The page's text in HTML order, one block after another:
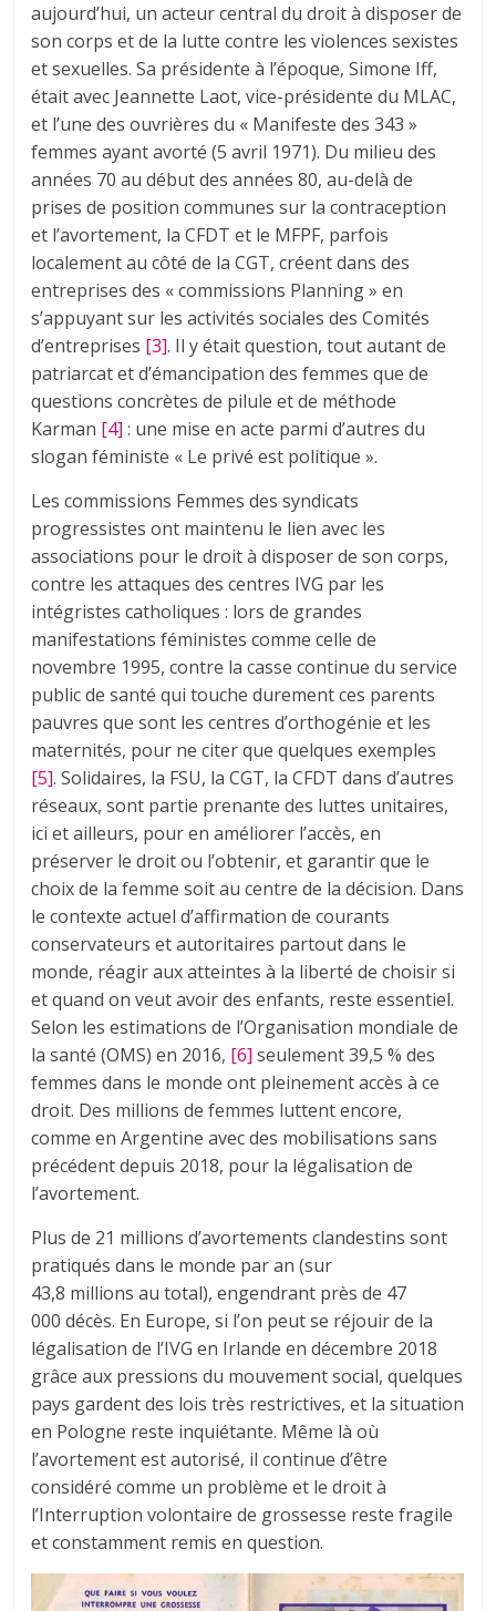
aujourd’hui, un acteur central du droit à disposer de
son corps et de la lutte contre les violences sexistes
et sexuelles. Sa présidente à l’époque, Simone Iff,
était avec Jeannette Laot, vice-présidente du MLAC,
et l’une des ouvrières du « Manifeste des 343 »
femmes ayant avorté (5 avril 1971). Du milieu des
années 70 au début des années 80, au-delà de
prises de position communes sur la contraception
et l’avortement, la CFDT et le MFPF, parfois
localement au côté de la CGT, créent dans des
entreprises des « commissions Planning » en
s’appuyant sur les activités sociales des Comités
d’entreprises [3]. Il y était question, tout autant de
patriarcat et d’émancipation des femmes que de
questions concrètes de pilule et de méthode
Karman [4] : une mise en acte parmi d’autres du
slogan féministe « Le privé est politique ».
Les commissions Femmes des syndicats
progressistes ont maintenu le lien avec les
associations pour le droit à disposer de son corps,
contre les attaques des centres IVG par les
intégristes catholiques : lors de grandes
manifestations féministes comme celle de
novembre 1995, contre la casse continue du service
public de santé qui touche durement ces parents
pauvres que sont les centres d’orthogénie et les
maternités, pour ne citer que quelques exemples
[5]. Solidaires, la FSU, la CGT, la CFDT dans d’autres
réseaux, sont partie prenante des luttes unitaires,
ici et ailleurs, pour en améliorer l’accès, en
préserver le droit ou l’obtenir, et garantir que le
choix de la femme soit au centre de la décision. Dans
le contexte actuel d’affirmation de courants
conservateurs et autoritaires partout dans le
monde, réagir aux atteintes à la liberté de choisir si
et quand on veut avoir des enfants, reste essentiel.
Selon les estimations de l’Organisation mondiale de
la santé (OMS) en 2016, [6] seulement 39,5 % des
femmes dans le monde ont pleinement accès à ce
droit. Des millions de femmes luttent encore,
comme en Argentine avec des mobilisations sans
précédent depuis 2018, pour la légalisation de
l’avortement.
Plus de 21 millions d’avortements clandestins sont
pratiqués dans le monde par an (sur
43,8 millions au total), engendrant près de 47
000 décès. En Europe, si l’on peut se réjouir de la
légalisation de l’IVG en Irlande en décembre 2018
grâce aux pressions du mouvement social, quelques
pays gardent des lois très restrictives, et la situation
en Pologne reste inquiétante. Même là où
l’avortement est autorisé, il continue d’être
considéré comme un problème et le droit à
l’Interruption volontaire de grossesse reste fragile
et constamment remis en question.